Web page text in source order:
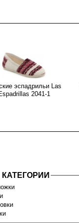
эспадрильи Las
2041-1